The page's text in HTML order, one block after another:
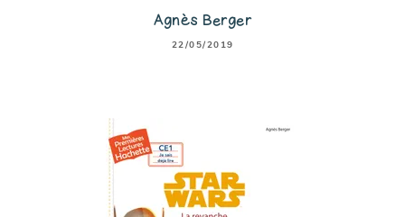
Agnès Berger
22/05/2019